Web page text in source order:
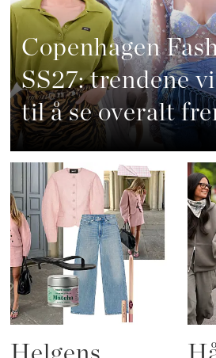
Copenhagen
SS27: trendene
til å se overalt